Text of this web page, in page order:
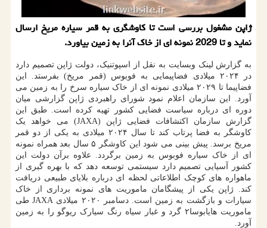
ژاپن مشغول بررسی است تا کاوشگری به قمر سیاره مریخ ارسال
نماید و تا 2029 نمونه ای از خاک آنرا به زمین بیاورد.
به گزارش لینک وبسایت به نقل از اسپوتنیک، دولت ژاپن تصمیم دارد
در ۲۰۲۴ میلادی فضاپیمایی به فوبوس (قمر مریخ) بفرستد. این
فضاپیما تا ۲۰۲۹ میلادی نمونه ای از خاک سیاره سرخ را به زمین می
آورد. این سازمان اعلام نمود شورای راهبردی ژاپن گزارشی میان
دوره ای درباره سیاست فضایی کشور تهیه کرده است. طبق این
گزارش سازمان اکتشافات فضایی ژاپن (JAXA) می خواهد یک
کاوشگر به فضا پرتاب کند تا سال ۲۰۲۴ میلادی به یکی از دو قمر
مریخ برسد. پیش بینی می شود این کاوشگر ۵ سال بعد همراه نمونه
ای از خاک سیاره فوبوس به زمین برگردد. علاوه برآن دولت این
کشور آسیایی تصمیم دارد سیستمی توسعه دهد که با بهره گیری از
ماهواره های کوچک اطلاعاتی لحظه ای درباره بلایای طبیعی دریافت
کند. ژاپن یکی از پیشگامان ماموریت های نمونه برداری از خاک
سیارات و بازگشت به زمین است. دسامبر ۲۰۲۰ میلادی JAXA طی
ماموریت هایابوسا۲ گرد و غبار سیاه رنگ سیارک ریوگو را به زمین
آورد.